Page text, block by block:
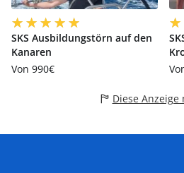
SKS Ausbildungstörn auf den
Kanaren
Von 990€
Diese Anzeige